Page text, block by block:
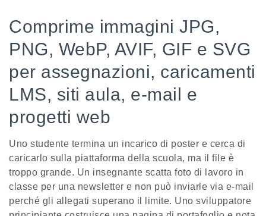
Comprime immagini JPG,
PNG, WebP, AVIF, GIF e SVG
per assegnazioni, caricamenti
LMS, siti aula, e-mail e
progetti web
Uno studente termina un incarico di poster e cerca di
caricarlo sulla piattaforma della scuola, ma il file è
troppo grande. Un insegnante scatta foto di lavoro in
classe per una newsletter e non può inviarle via e-mail
perché gli allegati superano il limite. Uno sviluppatore